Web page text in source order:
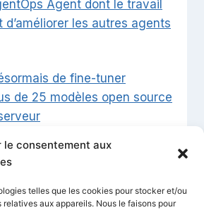
le consentement aux
telles que les cookies pour stocker et/ou
aux appareils. Nous le faisons pour
Agent dont le travail
d’améliorer les autres agents
de fine-tuner
de 25 modèles open source
plus consultés
et comment elle fonctionne ?